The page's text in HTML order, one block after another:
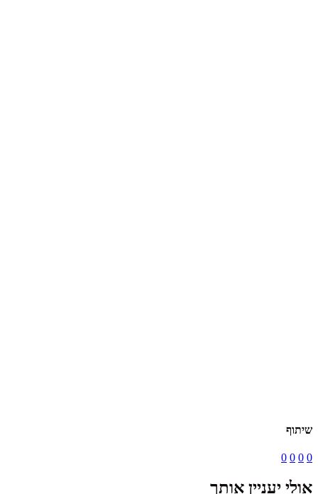
שיתוף
0
0
0
0
אולי יעניין אותך